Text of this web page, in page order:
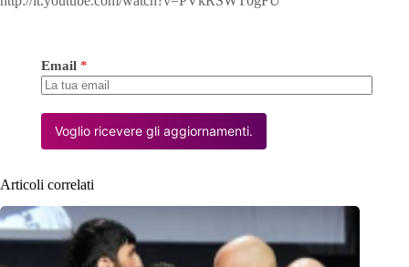
Email *
Voglio ricevere gli aggiornamenti.
Articoli correlati